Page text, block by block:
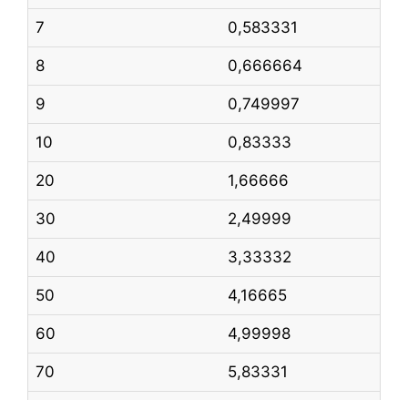
7 0,583331
8 0,666664
9 0,749997
10 0,83333
20 1,66666
30 2,49999
40 3,33332
50 4,16665
60 4,99998
70 5,83331